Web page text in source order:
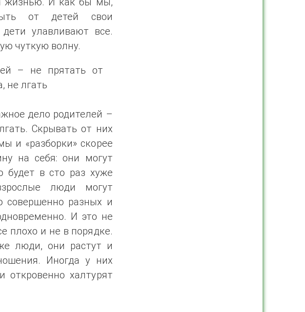
от детей свои
улавливают все.
чуткую волну.
– не прятать от
не лгать
дело родителей –
Скрывать от них
и «разборки» скорее
на себя: они могут
будет в сто раз хуже
люди могут
совершенно разных и
И это не
плохо и не в порядке.
люди, они растут и
Иногда у них
откровенно халтурят